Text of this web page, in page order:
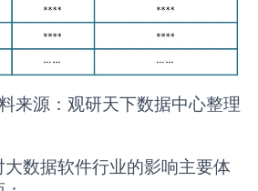
来源：观研天下数据中心整理
数据软件行业的影响主要体